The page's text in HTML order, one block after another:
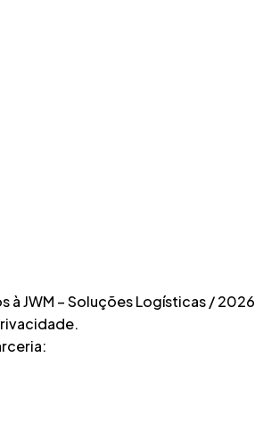
à JWM – Soluções Logísticas / 2026